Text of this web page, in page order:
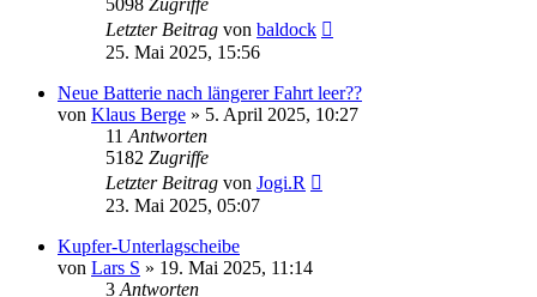
Letzter Beitrag von baldock
25. Mai 2025, 15:56
Neue Batterie nach längerer Fahrt leer??
von Klaus Berge » 5. April 2025, 10:27
11 Antworten
5182 Zugriffe
Letzter Beitrag von Jogi.R
23. Mai 2025, 05:07
Kupfer-Unterlagscheibe
von Lars S » 19. Mai 2025, 11:14
3 Antworten